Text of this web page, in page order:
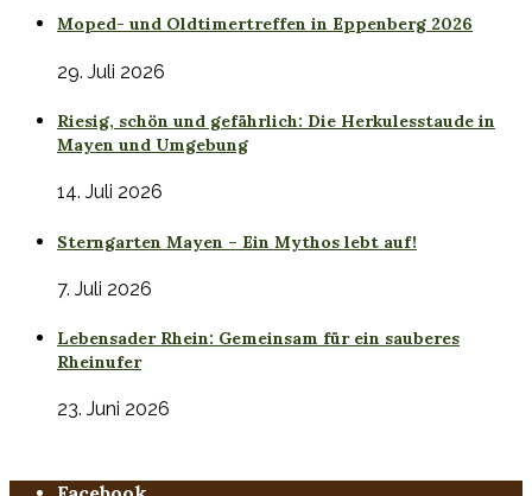
Moped- und Oldtimertreffen in Eppenberg 2026
29. Juli 2026
Riesig, schön und gefährlich: Die Herkulesstaude in
Mayen und Umgebung
14. Juli 2026
Sterngarten Mayen – Ein Mythos lebt auf!
7. Juli 2026
Lebensader Rhein: Gemeinsam für ein sauberes
Rheinufer
23. Juni 2026